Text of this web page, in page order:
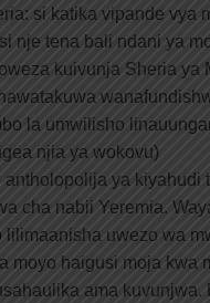
si katika vipande vya
nje tena bali ndani ya
kuivunja Sheria
la umwilisho
njia ya wokovu)
ya kiyahudi
cha nabii Yeremia.
lilimaanisha uwezo wa
moyo haigusi moja kwa
ama